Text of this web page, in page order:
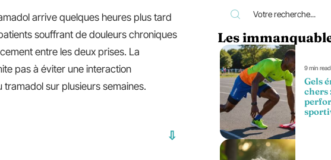
arrive quelques heures plus tard
souffrant de douleurs chroniques
entre les deux prises. La
pas à éviter une interaction
tramadol sur plusieurs semaines.
Les
9 min read
Gels
chers